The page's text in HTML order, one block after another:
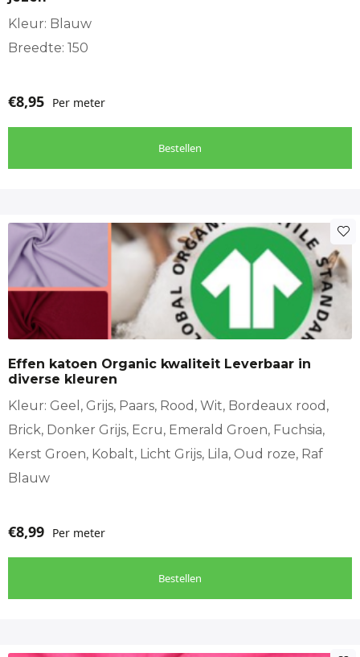
Kleur: Blauw
Breedte: 150
€8,95 Per meter
Bestellen
Effen katoen Organic kwaliteit Leverbaar in
diverse kleuren
Kleur: Geel, Grijs, Paars, Rood, Wit, Bordeaux rood,
Brick, Donker Grijs, Ecru, Emerald Groen, Fuchsia,
Kerst Groen, Kobalt, Licht Grijs, Lila, Oud roze, Raf
Blauw
€8,99 Per meter
Bestellen
Dit
product
heeft
meerdere
variaties.
Deze
kan
gekozen
worden
op
productpagina